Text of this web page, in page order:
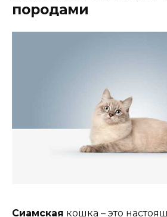
породами
Сиамская кошка – это